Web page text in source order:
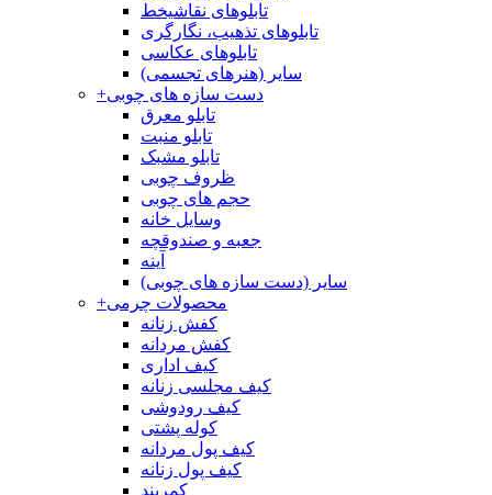
تابلوهای نقاشیخط
تابلوهای تذهیب، نگارگری
تابلوهای عکاسی
سایر (هنرهای تجسمی)
+دست سازه های چوبی
تابلو معرق
تابلو منبت
تابلو مشبک
ظروف چوبی
حجم های چوبی
وسایل خانه
جعبه و صندوقچه
آینه
سایر (دست سازه های چوبی)
+محصولات چرمی
کفش زنانه
کفش مردانه
کیف اداری
کیف مجلسی زنانه
کیف رودوشی
کوله پشتی
کیف پول مردانه
کیف پول زنانه
کمربند